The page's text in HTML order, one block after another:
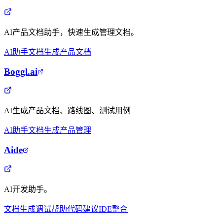
AI产品文档助手，快速生成管理文档。
AI助手文档生成产品文档
Boggl.ai
AI生成产品文档、路线图、测试用例
AI助手文档生成产品管理
Aide
AI开发助手。
文档生成调试帮助代码建议IDE整合